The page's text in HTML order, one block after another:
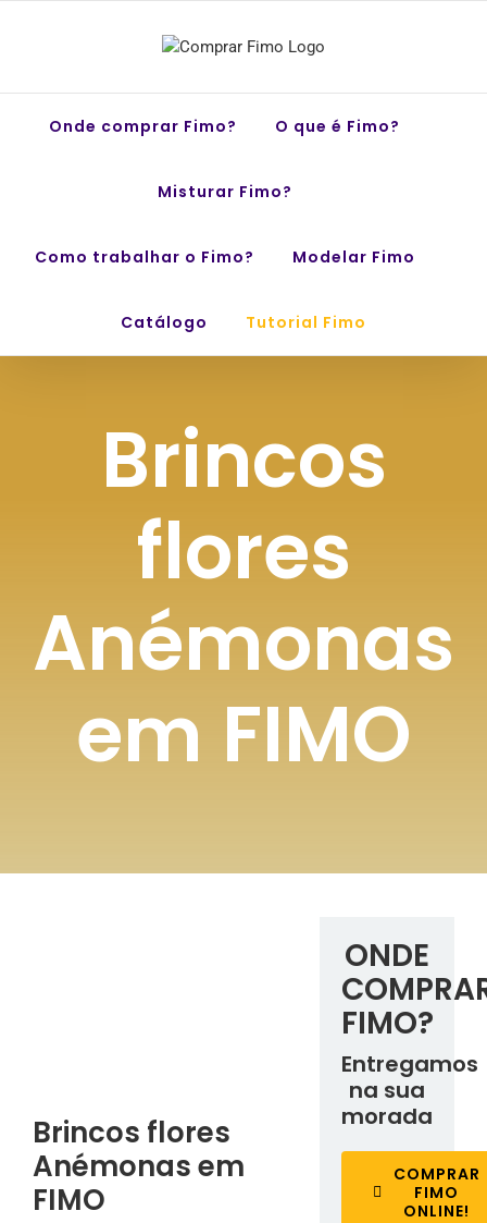
Onde comprar Fimo? O que é Fimo?
Misturar Fimo?
Como trabalhar o Fimo? Modelar Fimo
Catálogo Tutorial Fimo
Brincos
flores
Anémonas
em FIMO
Brincos flores
Anémonas em
FIMO
ONDE
FIMO?
Entregamos
na sua
morada
COMPRAR
FIMO
ONLINE!